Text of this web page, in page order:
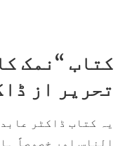
کتاب “نمک
تحریر از
یہ کتاب ڈاکٹر
الناس اور خصوصاً